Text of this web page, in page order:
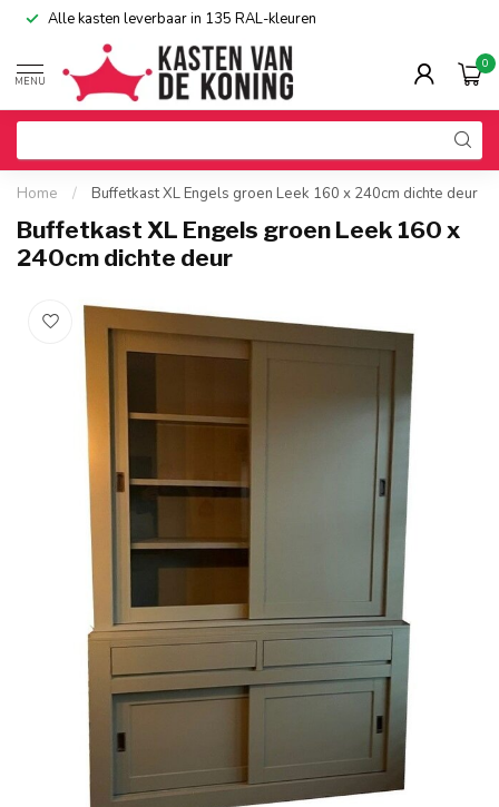
Alle kasten leverbaar in 135 RAL-kleuren
MENU
0
Home / Buffetkast XL Engels groen Leek 160 x 240cm dichte deur
Buffetkast XL Engels groen Leek 160 x
240cm dichte deur